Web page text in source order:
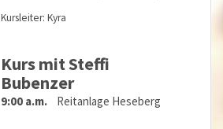
Kursleiter: Kyra
Kurs mit Steffi
Bubenzer
9:00 a.m. Reitanlage Heseberg